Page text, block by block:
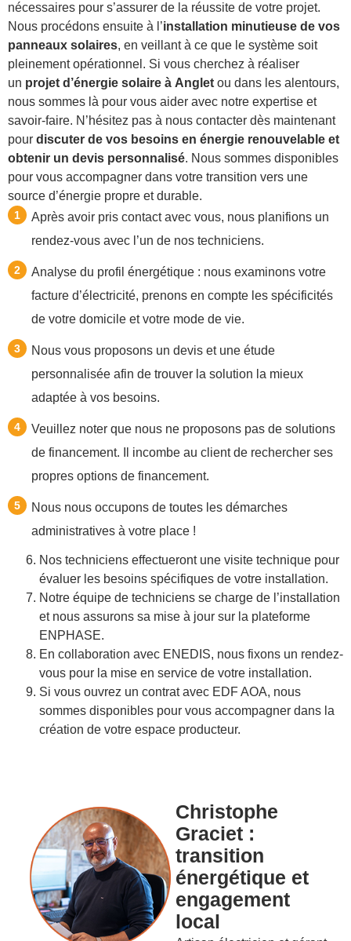
nécessaires pour s’assurer de la réussite de votre projet.
Nous procédons ensuite à l’installation minutieuse de vos
panneaux solaires, en veillant à ce que le système soit
pleinement opérationnel. Si vous cherchez à réaliser
un projet d’énergie solaire à Anglet ou dans les alentours,
nous sommes là pour vous aider avec notre expertise et
savoir-faire. N’hésitez pas à nous contacter dès maintenant
pour discuter de vos besoins en énergie renouvelable et
obtenir un devis personnalisé. Nous sommes disponibles
pour vous accompagner dans votre transition vers une
source d’énergie propre et durable.
Après avoir pris contact avec vous, nous planifions un
rendez-vous avec l’un de nos techniciens.
Analyse du profil énergétique : nous examinons votre
facture d’électricité, prenons en compte les spécificités
de votre domicile et votre mode de vie.
Nous vous proposons un devis et une étude
personnalisée afin de trouver la solution la mieux
adaptée à vos besoins.
Veuillez noter que nous ne proposons pas de solutions
de financement. Il incombe au client de rechercher ses
propres options de financement.
Nous nous occupons de toutes les démarches
administratives à votre place !
Nos techniciens effectueront une visite technique pour
évaluer les besoins spécifiques de votre installation.
Notre équipe de techniciens se charge de l’installation
et nous assurons sa mise à jour sur la plateforme
ENPHASE.
En collaboration avec ENEDIS, nous fixons un rendez-
vous pour la mise en service de votre installation.
Si vous ouvrez un contrat avec EDF AOA, nous
sommes disponibles pour vous accompagner dans la
création de votre espace producteur.
Christophe
Graciet :
transition
énergétique et
engagement
local